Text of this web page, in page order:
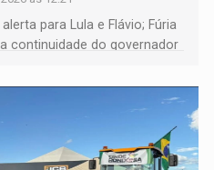
para Lula e Flávio; Fúria
continuidade do governador
ABAV faz evento em